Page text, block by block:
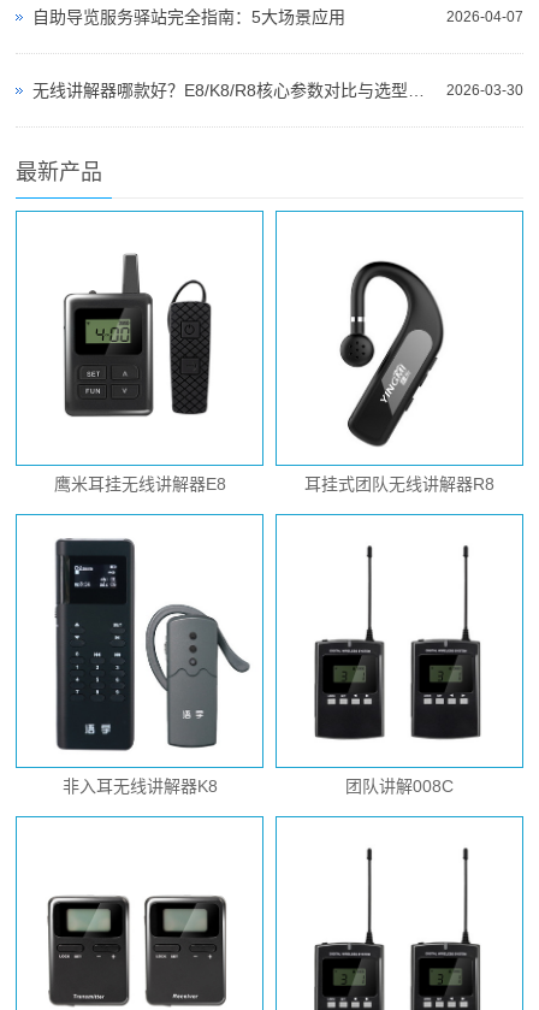
2026-04-07
自助导览服务驿站完全指南：5大场景应用
2026-03-30
无线讲解器哪款好？E8/K8/R8核心参数对比与选型指南
最新产品
鹰米耳挂无线讲解器E8 耳挂式团队无线讲解器R8
非入耳无线讲解器K8 团队讲解008C